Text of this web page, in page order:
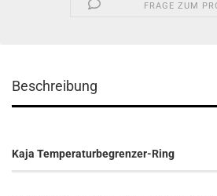
FRAGE ZUM
Beschreibung
Kaja Temperaturbegrenzer-Ring